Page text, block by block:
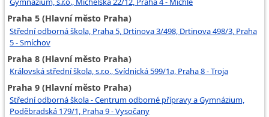
Praha 5 (Hlavní město Praha)
Střední odborná škola, Praha 5, Drtinova 3/498, Drtinova 498/3, Praha
5 - Smíchov
Praha 8 (Hlavní město Praha)
Královská střední škola, s.r.o., Svídnická 599/1a, Praha 8 - Troja
Praha 9 (Hlavní město Praha)
Střední odborná škola - Centrum odborné přípravy a Gymnázium,
Poděbradská 179/1, Praha 9 - Vysočany